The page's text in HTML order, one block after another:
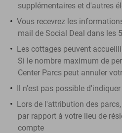
supplémentaires et d'autres
Vous recevrez les
mail de Social Deal dans les
Les cottages peuvent
Si le nombre maximum de
Center Parcs peut annuler
Il n'est pas possible
Lors de l'attribution des
par rapport à votre lieu de
compte